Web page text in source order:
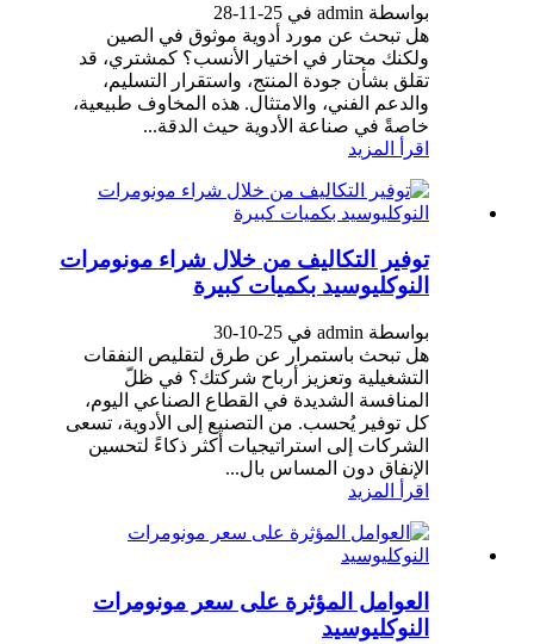
بواسطة admin في 25-11-28
هل تبحث عن مورد أدوية موثوق في الصين
ولكنك محتار في اختيار الأنسب؟ كمشتري، قد
تقلق بشأن جودة المنتج، واستقرار التسليم،
والدعم الفني، والامتثال. هذه المخاوف طبيعية،
خاصةً في صناعة الأدوية حيث الدقة...
اقرأ المزيد
توفير التكاليف من خلال شراء مونومرات
النوكليوسيد بكميات كبيرة
بواسطة admin في 25-10-30
هل تبحث باستمرار عن طرق لتقليص النفقات
التشغيلية وتعزيز أرباح شركتك؟ في ظلّ
المنافسة الشديدة في القطاع الصناعي اليوم،
كل توفير يُحسب. من التصنيع إلى الأدوية، تسعى
الشركات إلى استراتيجيات أكثر ذكاءً لتحسين
الإنفاق دون المساس بال...
اقرأ المزيد
العوامل المؤثرة على سعر مونومرات
النوكليوسيد